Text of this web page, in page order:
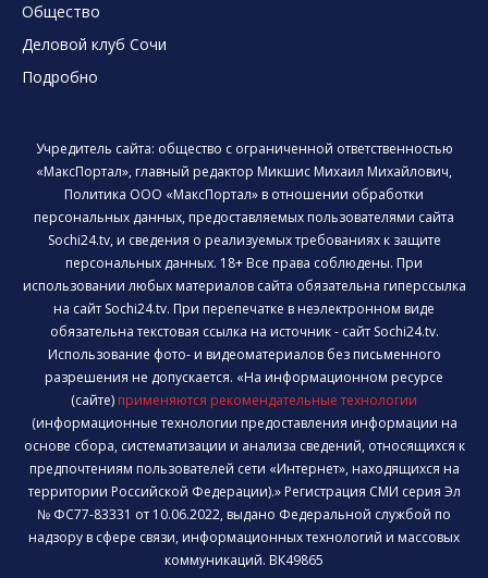
Общество
Деловой клуб Сочи
Подробно
Учредитель сайта: общество с ограниченной ответственностью
«МаксПортал», главный редактор Микшис Михаил Михайлович,
Политика ООО «МаксПортал» в отношении обработки
персональных данных, предоставляемых пользователями сайта
Sochi24.tv, и сведения о реализуемых требованиях к защите
персональных данных. 18+ Все права соблюдены. При
использовании любых материалов сайта обязательна гиперссылка
на сайт Sochi24.tv. При перепечатке в неэлектронном виде
обязательна текстовая ссылка на источник - сайт Sochi24.tv.
Использование фото- и видеоматериалов без письменного
разрешения не допускается. «На информационном ресурсе
(сайте) применяются рекомендательные технологии
(информационные технологии предоставления информации на
основе сбора, систематизации и анализа сведений, относящихся к
предпочтениям пользователей сети «Интернет», находящихся на
территории Российской Федерации).» Регистрация СМИ серия Эл
№ ФС77-83331 от 10.06.2022, выдано Федеральной службой по
надзору в сфере связи, информационных технологий и массовых
коммуникаций. ВК49865